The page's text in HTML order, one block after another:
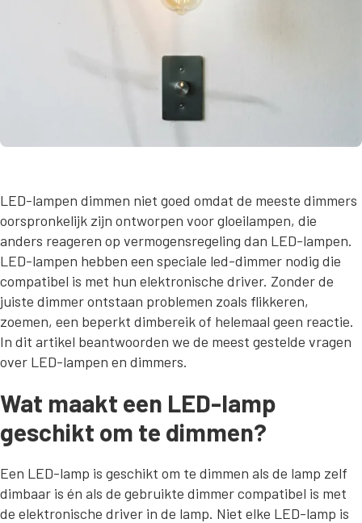
LED-lampen dimmen niet goed omdat de meeste dimmers
oorspronkelijk zijn ontworpen voor gloeilampen, die
anders reageren op vermogensregeling dan LED-lampen.
LED-lampen hebben een speciale led-dimmer nodig die
compatibel is met hun elektronische driver. Zonder de
juiste dimmer ontstaan problemen zoals flikkeren,
zoemen, een beperkt dimbereik of helemaal geen reactie.
In dit artikel beantwoorden we de meest gestelde vragen
over LED-lampen en dimmers.
Wat maakt een LED-lamp
geschikt om te dimmen?
Een LED-lamp is geschikt om te dimmen als de lamp zelf
dimbaar is én als de gebruikte dimmer compatibel is met
de elektronische driver in de lamp. Niet elke LED-lamp is